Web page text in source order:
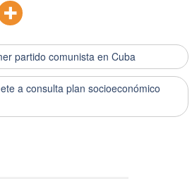
partido comunista en Cuba
a consulta plan socioeconómico